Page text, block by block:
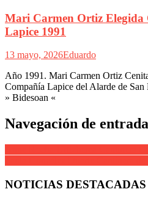
Mari Carmen Ortiz Elegida
Lapice 1991
13 mayo, 2026Eduardo
Año 1991. Mari Carmen Ortiz
Compañía Lapice del Alarde de
» Bidesoan «
Navegación de
NOTICIAS DESTACADAS